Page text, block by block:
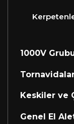
1000V
Keskiler ve
Genel El